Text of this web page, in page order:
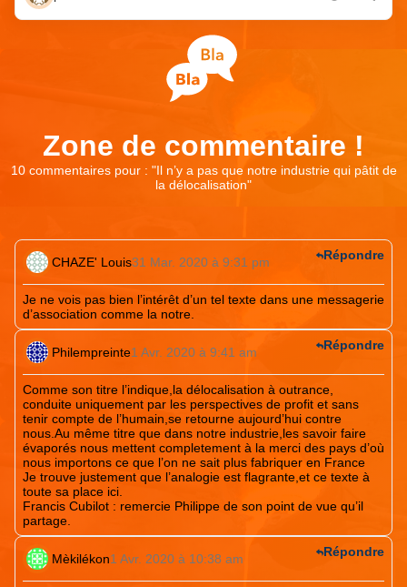
Zone de commentaire !
10 commentaires pour : "Il n’y a pas que notre industrie qui pâtit de
la délocalisation"
CHAZE' Louis31 Mar. 2020 à 9:31 pm
Je ne vois pas bien l’intérêt d’un tel texte dans une messagerie
d’association comme la notre.
Répondre
Philempreinte1 Avr. 2020 à 9:41 am
Comme son titre l’indique,la délocalisation à outrance,
conduite uniquement par les perspectives de profit et sans
tenir compte de l’humain,se retourne aujourd’hui contre
nous.Au même titre que dans notre industrie,les savoir faire
évaporés nous mettent completement à la merci des pays d’où
nous importons ce que l’on ne sait plus fabriquer en France
Je trouve justement que l’analogie est flagrante,et ce texte à
toute sa place ici.
Francis Cubilot : remercie Philippe de son point de vue qu’il
partage.
Répondre
Mèkilékon1 Avr. 2020 à 10:38 am Répondre